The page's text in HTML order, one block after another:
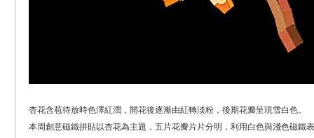
杏花含苞待放時色澤紅潤，開花後逐漸由紅轉淡粉，後期花瓣呈現雪白色。
本周創意磁鐵拼貼以杏花為主題，五片花瓣片片分明，利用白色與淺色磁鐵